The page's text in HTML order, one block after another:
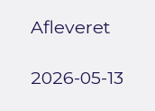
Afleveret
2026-05-13